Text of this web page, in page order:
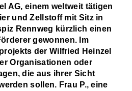
AG, einem weltweit tätigen
und Zellstoff mit Sitz in
Rennweg kürzlich einen
gewonnen. Im
der Wilfried Heinzel
Organisationen oder
die aus ihrer Sicht
sollen. Frau P., eine